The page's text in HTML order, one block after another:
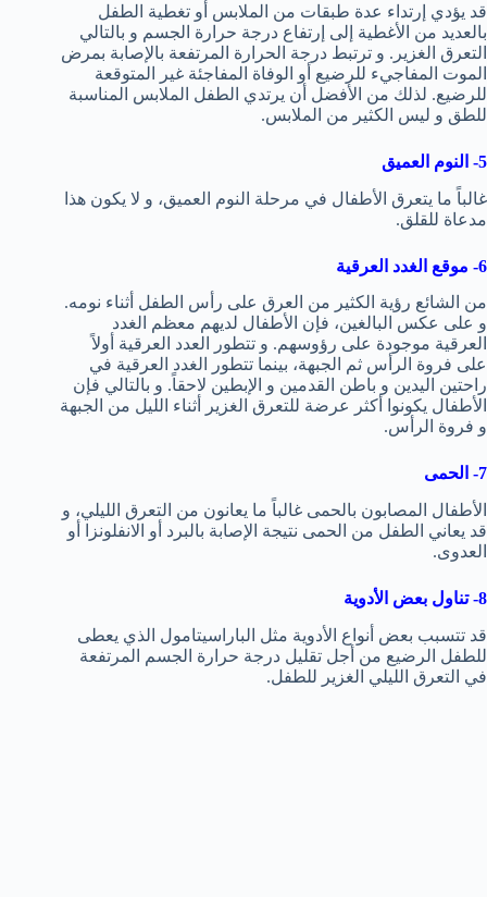
قد يؤدي إرتداء عدة طبقات من الملابس أو تغطية الطفل
بالعديد من الأغطية إلى إرتفاع درجة حرارة الجسم و بالتالي
التعرق الغزير. و ترتبط درجة الحرارة المرتفعة بالإصابة بمرض
الموت المفاجيء للرضيع أو الوفاة المفاجئة غير المتوقعة
للرضيع. لذلك من الأفضل أن يرتدي الطفل الملابس المناسبة
للطق و ليس الكثير من الملابس.
5- النوم العميق
غالباً ما يتعرق الأطفال في مرحلة النوم العميق، و لا يكون هذا
مدعاة للقلق.
6- موقع الغدد العرقية
من الشائع رؤية الكثير من العرق على رأس الطفل أثناء نومه.
و على عكس البالغين، فإن الأطفال لديهم معظم الغدد
العرقية موجودة على رؤوسهم. و تتطور العدد العرقية أولاً
على فروة الرأس ثم الجبهة، بينما تتطور الغدد العرقية في
راحتين اليدين و باطن القدمين و الإبطين لاحقاً. و بالتالي فإن
الأطفال يكونوا أكثر عرضة للتعرق الغزير أثناء الليل من الجبهة
و فروة الرأس.
7- الحمى
الأطفال المصابون بالحمى غالباً ما يعانون من التعرق الليلي، و
قد يعاني الطفل من الحمى نتيجة الإصابة بالبرد أو الانفلونزا أو
العدوى.
8- تناول بعض الأدوية
قد تتسبب بعض أنواع الأدوية مثل الباراسيتامول الذي يعطى
للطفل الرضيع من أجل تقليل درجة حرارة الجسم المرتفعة
في التعرق الليلي الغزير للطفل.